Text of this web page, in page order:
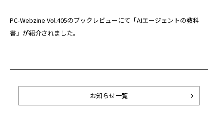
PC-Webzine Vol.405のブックレビューにて「AIエージェントの教科
書」が紹介されました。
お知らせ一覧